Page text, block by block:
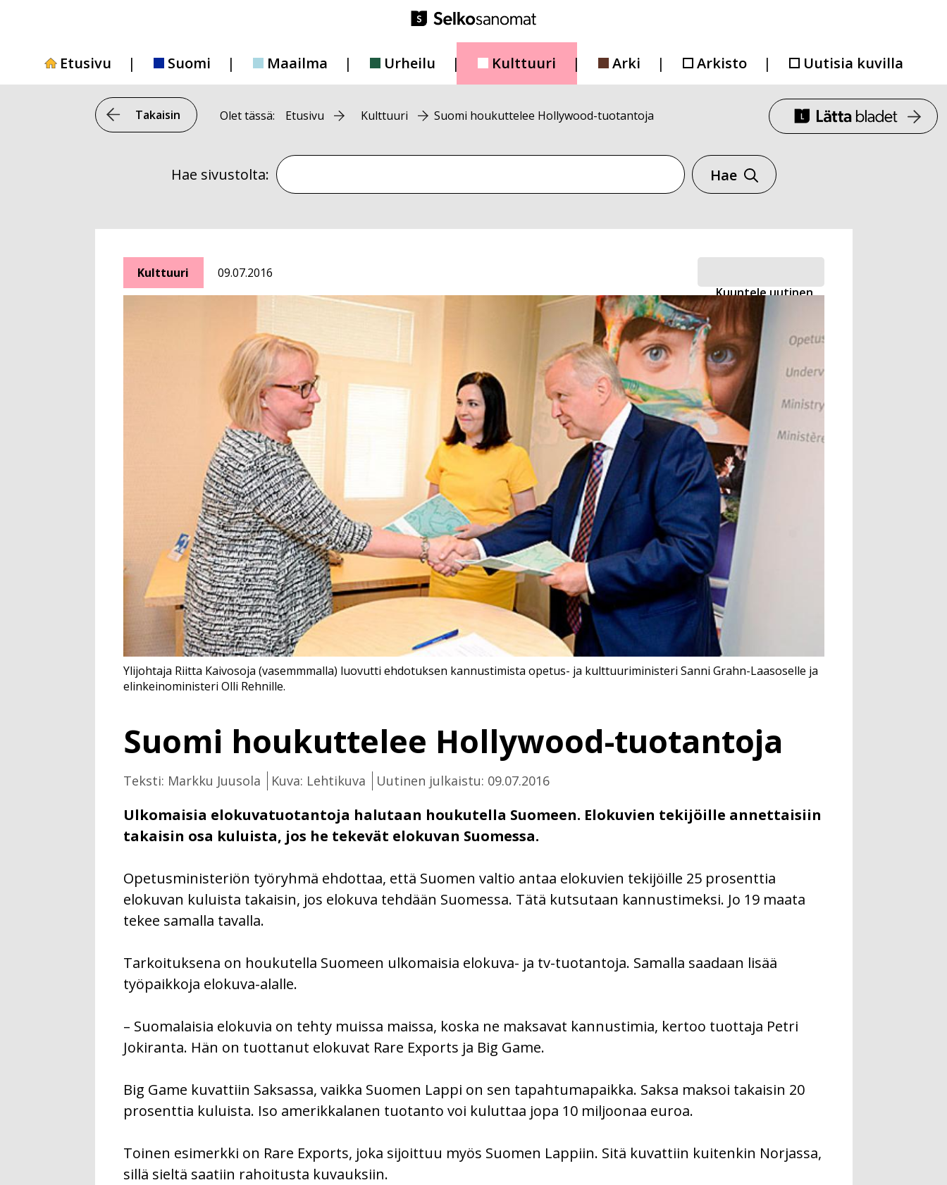
Etusivu
Suomi Maailma Urheilu Kulttuuri Arki Arkisto Uutisia kuvilla
Takaisin Olet tässä: Etusivu Kulttuuri Suomi houkuttelee Hollywood-tuotantoja
Hae sivustolta: Hae sivustolta
Hae
Kuuntele uutinen
Kulttuuri 09.07.2016
Suomi houkuttelee Hollywood-tuotantoja
Teksti: Markku Juusola Kuva: Lehtikuva Uutinen julkaistu: 09.07.2016
Ulkomaisia elokuvatuotantoja halutaan houkutella Suomeen. Elokuvien tekijöille annettaisiin
takaisin osa kuluista, jos he tekevät elokuvan Suomessa.
Ylijohtaja Riitta Kaivosoja (vasemmmalla) luovutti ehdotuksen kannustimista opetus- ja kulttuuriministeri Sanni Grahn-Laasoselle ja
elinkeinoministeri Olli Rehnille.
Opetusministeriön työryhmä ehdottaa, että Suomen valtio antaa elokuvien tekijöille 25 prosenttia
elokuvan kuluista takaisin, jos elokuva tehdään Suomessa. Tätä kutsutaan kannustimeksi. Jo 19 maata
tekee samalla tavalla.
Tarkoituksena on houkutella Suomeen ulkomaisia elokuva- ja tv-tuotantoja. Samalla saadaan lisää
työpaikkoja elokuva-alalle.
– Suomalaisia elokuvia on tehty muissa maissa, koska ne maksavat kannustimia, kertoo tuottaja Petri
Jokiranta. Hän on tuottanut elokuvat Rare Exports ja Big Game.
Big Game kuvattiin Saksassa, vaikka Suomen Lappi on sen tapahtumapaikka. Saksa maksoi takaisin 20
prosenttia kuluista. Iso amerikkalanen tuotanto voi kuluttaa jopa 10 miljoonaa euroa.
Toinen esimerkki on Rare Exports, joka sijoittuu myös Suomen Lappiin. Sitä kuvattiin kuitenkin Norjassa,
sillä sieltä saatiin rahoitusta kuvauksiin.